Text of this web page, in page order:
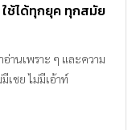
ช้ได้ทุกยุค ทุกสมัย
านเพราะ ๆ และความ
เชย ไม่มีเอ้าท์